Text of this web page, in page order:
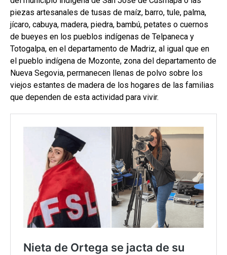
piezas artesanales de tusas de maíz, barro, tule, palma,
jícaro, cabuya, madera, piedra, bambú, petates o cuernos
de bueyes en los pueblos indígenas de Telpaneca y
Totogalpa, en el departamento de Madriz, al igual que en
el pueblo indígena de Mozonte, zona del departamento de
Nueva Segovia, permanecen llenas de polvo sobre los
viejos estantes de madera de los hogares de las familias
que dependen de esta actividad para vivir.